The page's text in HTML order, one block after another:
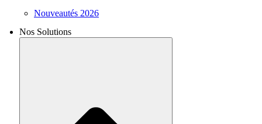
Nouveautés 2026
Nos Solutions